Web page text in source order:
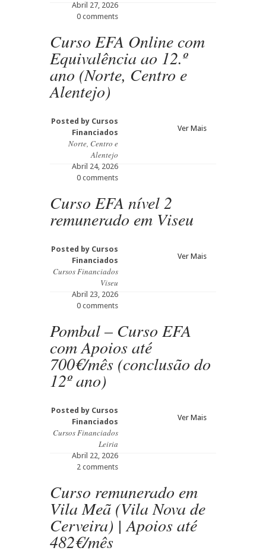
Abril 27, 2026
0 comments
Curso EFA Online com
Equivalência ao 12.º
ano (Norte, Centro e
Alentejo)
Posted by Cursos
Financiados
Norte, Centro e
Alentejo
Abril 24, 2026
0 comments
Ver Mais
Curso EFA nível 2
remunerado em Viseu
Posted by Cursos
Financiados
Cursos Financiados
Viseu
Abril 23, 2026
0 comments
Ver Mais
Pombal – Curso EFA
com Apoios até
700€/mês (conclusão do
12º ano)
Posted by Cursos
Financiados
Cursos Financiados
Leiria
Abril 22, 2026
2 comments
Ver Mais
Curso remunerado em
Vila Meã (Vila Nova de
Cerveira) | Apoios até
482€/mês